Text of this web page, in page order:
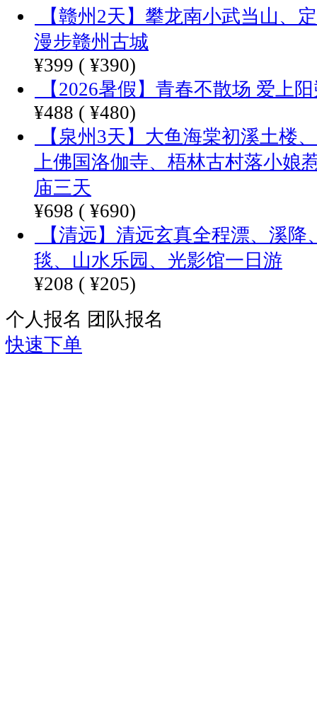
【赣州2天】攀龙南小武当山、
漫步赣州古城
¥399 ( ¥390)
【2026暑假】青春不散场 爱上
¥488 ( ¥480)
【泉州3天】大鱼海棠初溪土楼
上佛国洛伽寺、梧林古村落小娘
庙三天
¥698 ( ¥690)
【清远】清远玄真全程漂、溪
毯、山水乐园、光影馆一日游
¥208 ( ¥205)
个人报名 团队报名
快速下单